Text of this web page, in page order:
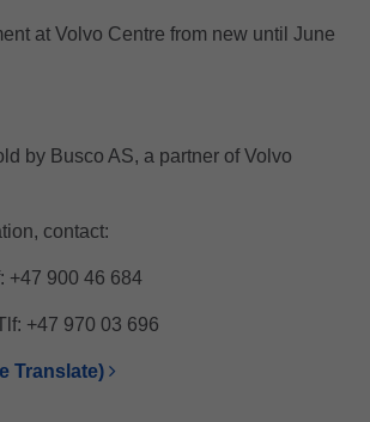
at Volvo Centre from new until June
by Busco AS, a partner of Volvo
contact:
+47 900 46 684
+47 970 03 696
Translate)